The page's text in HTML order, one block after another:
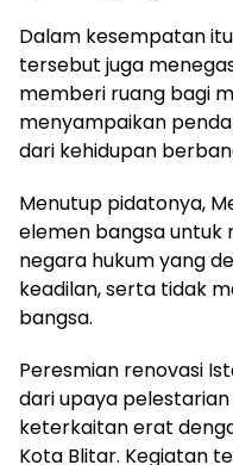
Dalam kesempatan
tersebut juga
memberi ruang bagi
menyampaikan
dari kehidupan
Menutup pidatonya,
elemen bangsa untuk
negara hukum yang
keadilan, serta tidak
bangsa.
Peresmian renovasi
dari upaya
keterkaitan erat
Kota Blitar. Kegiatan